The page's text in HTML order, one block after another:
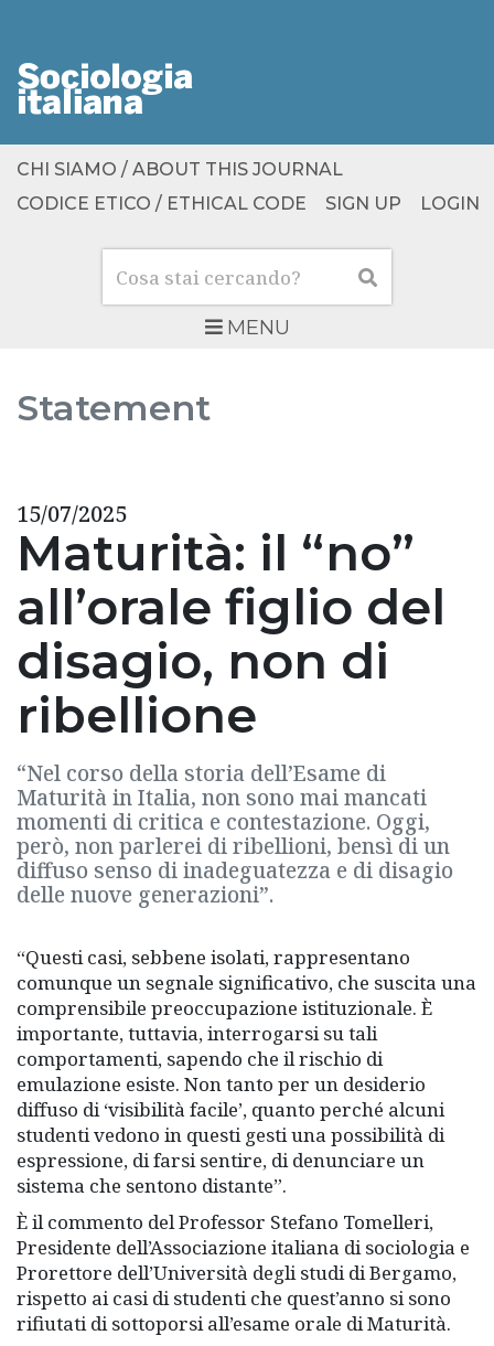
MENU
Cerca Cerca
CHI SIAMO / ABOUT THIS JOURNAL
CODICE ETICO / ETHICAL CODE
SIGN UP LOGIN
Statement
15/07/2025
Maturità: il “no”
all’orale figlio del
disagio, non di
ribellione
“Nel corso della storia dell’Esame di
Maturità in Italia, non sono mai mancati
momenti di critica e contestazione. Oggi,
però, non parlerei di ribellioni, bensì di un
diffuso senso di inadeguatezza e di disagio
delle nuove generazioni”.
“Questi casi, sebbene isolati, rappresentano
comunque un segnale significativo, che suscita una
comprensibile preoccupazione istituzionale. È
importante, tuttavia, interrogarsi su tali
comportamenti, sapendo che il rischio di
emulazione esiste. Non tanto per un desiderio
diffuso di ‘visibilità facile’, quanto perché alcuni
studenti vedono in questi gesti una possibilità di
espressione, di farsi sentire, di denunciare un
sistema che sentono distante”.
È il commento del Professor Stefano Tomelleri,
Presidente dell’Associazione italiana di sociologia e
Prorettore dell’Università degli studi di Bergamo,
rispetto ai casi di studenti che quest’anno si sono
rifiutati di sottoporsi all’esame orale di Maturità.